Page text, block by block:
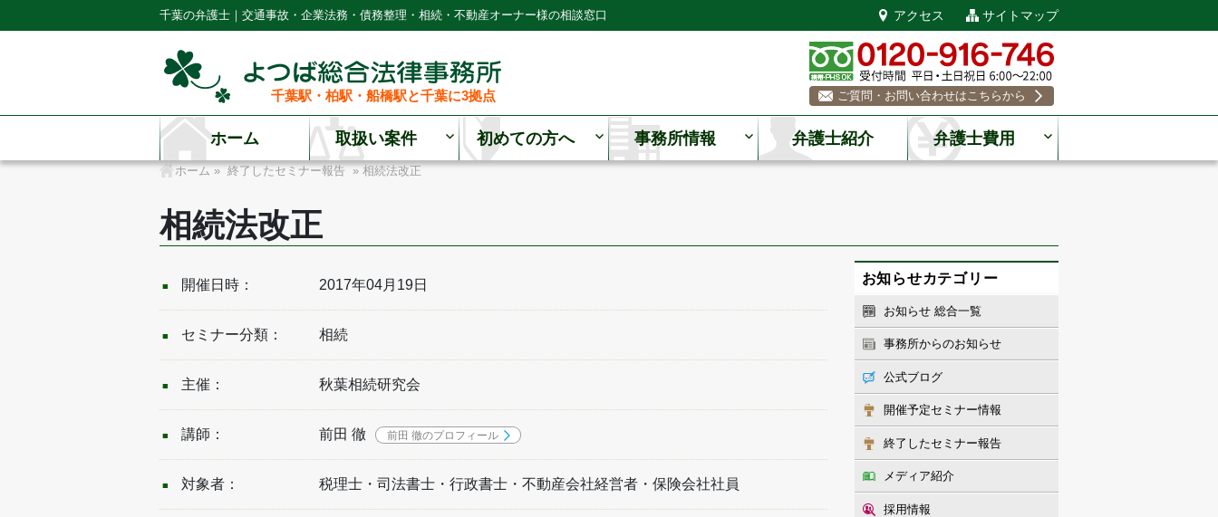
千葉の弁護士｜交通事故・企業法務・債務整理・相続・不動産オーナー様の相談窓口 アクセス サイトマップ
千葉駅・柏駅・船橋駅と千葉に3拠点 ご質問・お問い合わせはこちらから
ホーム 取扱い案件 初めての方へ 事務所情報 弁護士紹介 弁護士費用
ホーム » 終了したセミナー報告 » 相続法改正
相続法改正
開催日時： 2017年04月19日
セミナー分類： 相続
主催： 秋葉相続研究会
講師： 前田 徹 前田 徹のプロフィール
対象者： 税理士・司法書士・行政書士・不動産会社経営者・保険会社社員
お知らせカテゴリー
お知らせ 総合一覧
事務所からのお知らせ
公式ブログ
開催予定セミナー情報
終了したセミナー報告
メディア紹介
採用情報